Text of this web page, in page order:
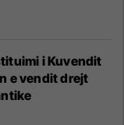
i Kuvendit
e vendit drejt